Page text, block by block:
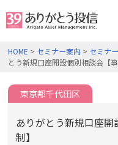
HOME > セミナー案内 > セミナ
とう新規口座開設個別相談会【事
東京都千代田区
ありがとう新規口座
制】